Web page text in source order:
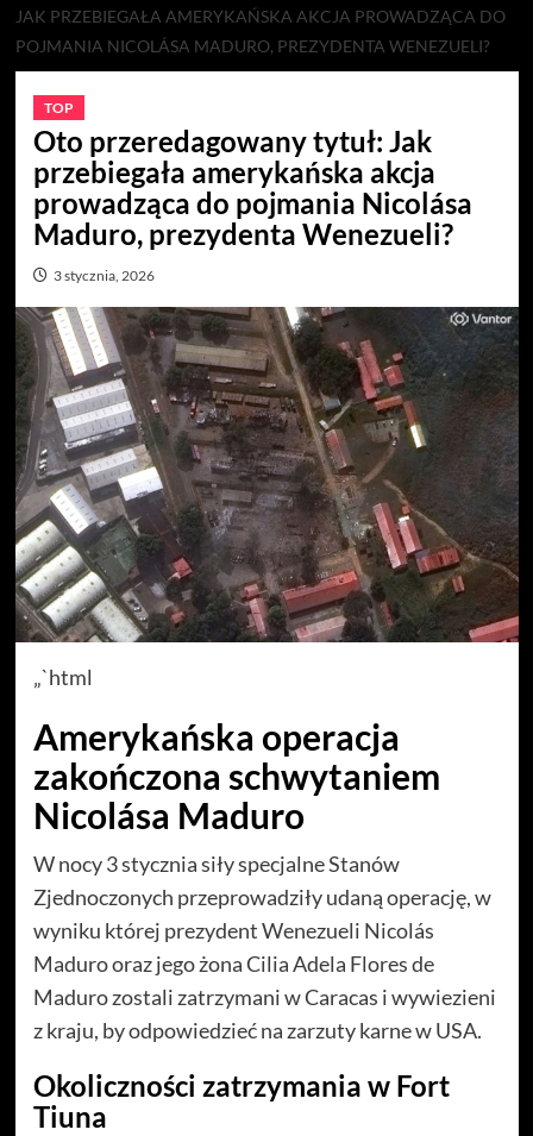
JAK PRZEBIEGAŁA AMERYKAŃSKA AKCJA PROWADZĄCA DO
POJMANIA NICOLÁSA MADURO, PREZYDENTA WENEZUELI?
TOP
Oto przeredagowany tytuł: Jak
przebiegała amerykańska akcja
prowadząca do pojmania Nicolása
Maduro, prezydenta Wenezueli?
3 stycznia, 2026
„`html
Amerykańska operacja
zakończona schwytaniem
Nicolása Maduro
W nocy 3 stycznia siły specjalne Stanów
Zjednoczonych przeprowadziły udaną operację, w
wyniku której prezydent Wenezueli Nicolás
Maduro oraz jego żona Cilia Adela Flores de
Maduro zostali zatrzymani w Caracas i wywiezieni
z kraju, by odpowiedzieć na zarzuty karne w USA.
Okoliczności zatrzymania w Fort
Tiuna